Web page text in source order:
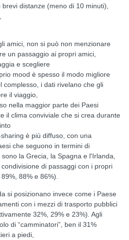
distanze (meno di 10 minuti),
amici, non si può non menzionare
un passaggio ai propri amici,
e scegliere
mood è spesso il modo migliore
complesso, i dati rivelano che gli
il viaggio,
nella maggior parte dei Paesi
il clima conviviale che si crea durante
è più diffuso, con una
che seguono in termini di
la Grecia, la Spagna e l'Irlanda,
di passaggi con i propri
88% e 86%).
si posizionano invece come i Paese
con i mezzi di trasporto pubblici
32%, 29% e 23%). Agli
di “camminatori”, ben il 31%
a piedi,